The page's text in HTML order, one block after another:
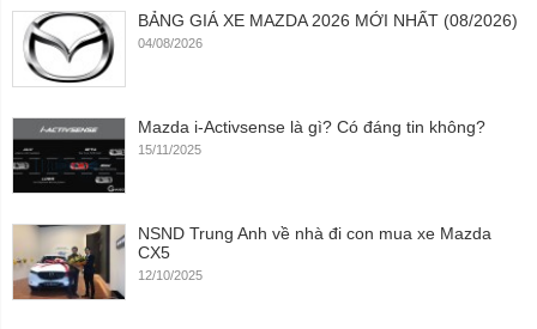
BẢNG GIÁ XE MAZDA 2026 MỚI NHẤT (08/2026)
04/08/2026
Mazda i-Activsense là gì? Có đáng tin không?
15/11/2025
NSND Trung Anh về nhà đi con mua xe Mazda
CX5
12/10/2025